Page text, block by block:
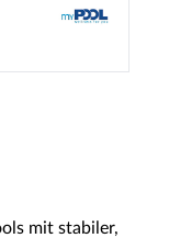
mit stabiler,